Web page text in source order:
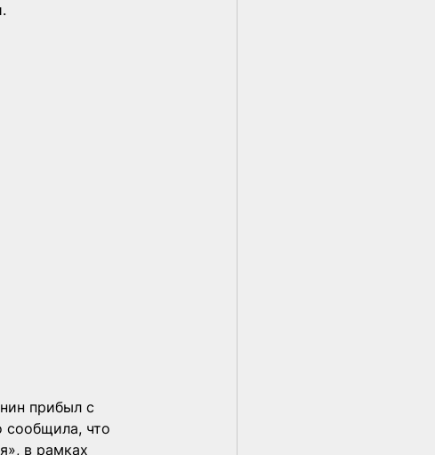
прибыл с
сообщила, что
в рамках